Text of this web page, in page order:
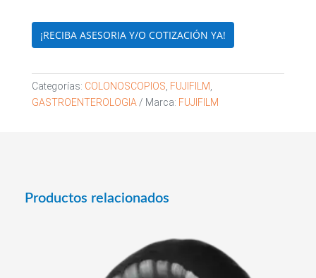
¡RECIBA ASESORIA Y/O COTIZACIÓN YA!
Categorías: COLONOSCOPIOS, FUJIFILM,
GASTROENTEROLOGIA
Marca: FUJIFILM
Productos relacionados